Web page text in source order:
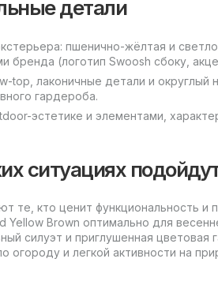
детали
пшенично-жёлтая и
бренда (логотип Swoosh сбоку,
top, лаконичные детали и округлый
гардероба.
эстетике и элементами,
ситуациях
те, кто ценит функциональность и
Yellow Brown оптимально для
силуэт и приглушенная
огороду и легкой активности на